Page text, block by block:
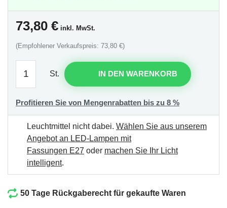
73,80 € inkl. MwSt.
(Empfohlener Verkaufspreis: 73,80 €)
St. IN DEN WARENKORB
Profitieren Sie von Mengenrabatten bis zu 8 %
Leuchtmittel nicht dabei. Wählen Sie aus unserem
Angebot an LED-Lampen mit
Fassungen E27 oder machen Sie Ihr Licht
intelligent.
50 Tage Rückgaberecht für gekaufte Waren